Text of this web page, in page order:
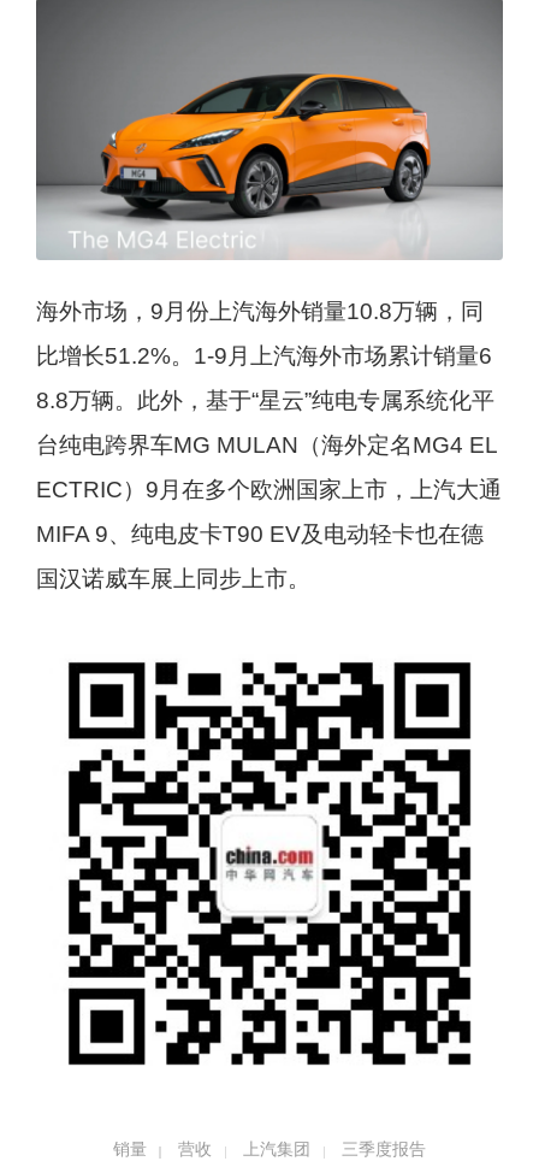
海外市场，9月份上汽海外销量10.8万辆，同
比增长51.2%。1-9月上汽海外市场累计销量6
8.8万辆。此外，基于“星云”纯电专属系统化平
台纯电跨界车MG MULAN（海外定名MG4 EL
ECTRIC）9月在多个欧洲国家上市，上汽大通
MIFA 9、纯电皮卡T90 EV及电动轻卡也在德
国汉诺威车展上同步上市。
销量 营收 上汽集团 三季度报告